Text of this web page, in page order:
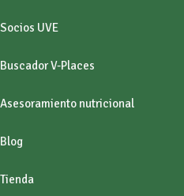
Socios UVE
Buscador V-Places
Asesoramiento nutricional
Blog
Tienda